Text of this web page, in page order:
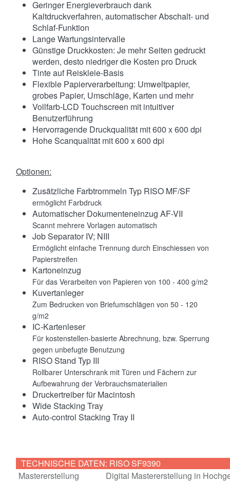
Geringer Energieverbrauch dank
Kaltdruckverfahren, automatischer Abschalt- und
Schlaf-Funktion
Lange Wartungsintervalle
Günstige Druckkosten: Je mehr Seiten gedruckt
werden, desto niedriger die Kosten pro Druck
Tinte auf Reiskleie-Basis
Flexible Papierverarbeitung: Umweltpapier,
grobes Papier, Umschläge, Karten und mehr
Vollfarb-LCD Touchscreen mit intuitiver
Benutzerführung
Hervorragende Druckqualität mit 600 x 600 dpi
Hohe Scanqualität mit 600 x 600 dpi
Optionen:
Zusätzliche Farbtrommeln Typ RISO MF/SF
ermöglicht Farbdruck
Automatischer Dokumenteneinzug AF-VII
Scannt mehrere Vorlagen automatisch
Job Separator IV; NIII
Ermöglicht einfache Trennung durch Einschiessen von
Papierstreifen
Kartoneinzug
Für das Verarbeiten von Papieren von 100 - 400 g/m2
Kuvertanleger
Zum Bedrucken von Briefumschlägen von 50 - 120
g/m2
IC-Kartenleser
Für kostenstellen-basierte Abrechnung, bzw. Sperrung
gegen unbefugte Benutzung
RISO Stand Typ III
Rollbarer Unterschrank mit Türen und Fächern zur
Aufbewahrung der Verbrauchsmaterialien
Druckertreiber für Macintosh
Wide Stacking Tray
Auto-control Stacking Tray II
TECHNISCHE DATEN: RISO SF9390
Mastererstellung
Digital Mastererstellung in